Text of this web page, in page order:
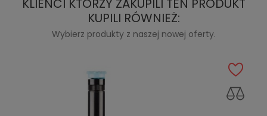
KLIENCI KTÓRZY ZAKUPILI TEN PRODUKT
KUPILI RÓWNIEŻ:
Wybierz produkty z naszej nowej oferty.